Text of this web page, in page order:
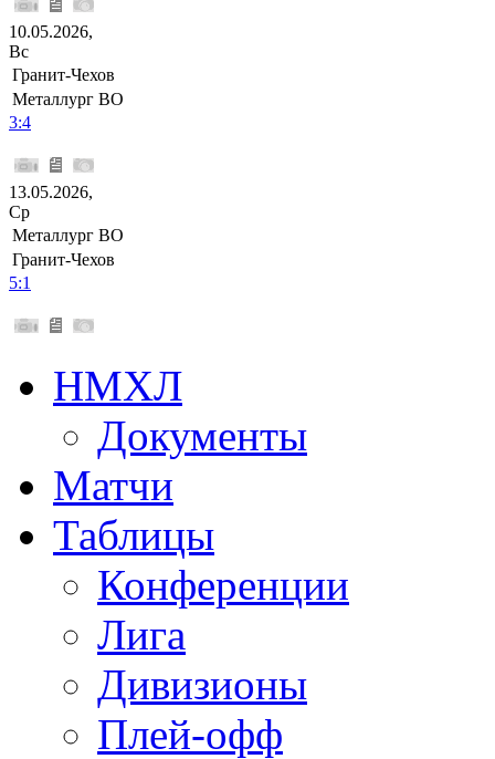
10.05.2026,
Вс
Гранит-Чехов
Металлург ВО
3:4
13.05.2026,
Ср
Металлург ВО
Гранит-Чехов
5:1
НМХЛ
Документы
Матчи
Таблицы
Конференции
Лига
Дивизионы
Плей-офф